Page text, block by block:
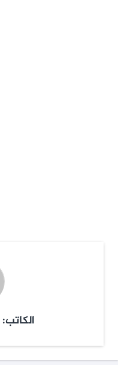
الكاتب: